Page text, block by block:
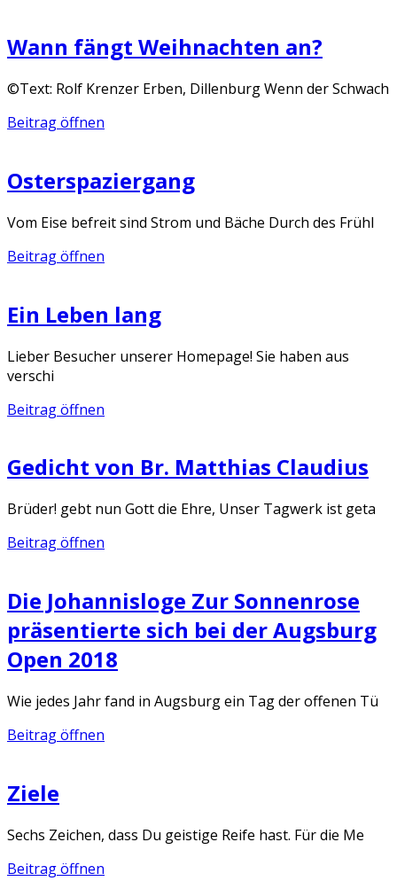
Wann fängt Weihnachten an?
©Text: Rolf Krenzer Erben, Dillenburg Wenn der Schwach
Beitrag öffnen
Osterspaziergang
Vom Eise befreit sind Strom und Bäche Durch des Frühl
Beitrag öffnen
Ein Leben lang
Lieber Besucher unserer Homepage! Sie haben aus
verschi
Beitrag öffnen
Gedicht von Br. Matthias Claudius
Brüder! gebt nun Gott die Ehre, Unser Tagwerk ist geta
Beitrag öffnen
Die Johannisloge Zur Sonnenrose
präsentierte sich bei der Augsburg
Open 2018
Wie jedes Jahr fand in Augsburg ein Tag der offenen Tü
Beitrag öffnen
Ziele
Sechs Zeichen, dass Du geistige Reife hast. Für die Me
Beitrag öffnen